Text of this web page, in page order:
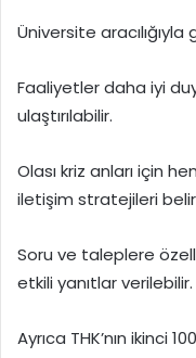
Üniversite
Faaliyetler daha iyi
ulaştırılabilir.
Olası kriz anları için
iletişim stratejileri
Soru ve taleplere
etkili yanıtlar verilebilir.
Ayrıca THK’nın ikinci